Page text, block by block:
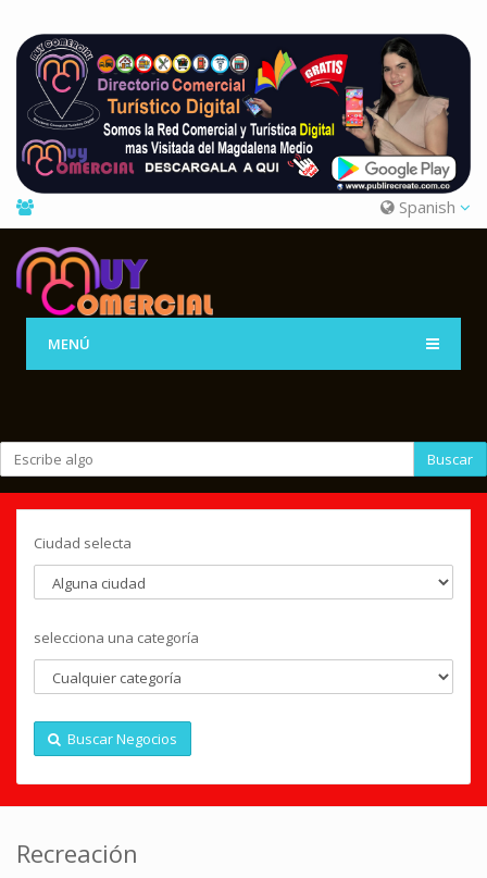
Spanish
MENÚ
Buscar
Ciudad selecta
selecciona una categoría
Buscar Negocios
Recreación